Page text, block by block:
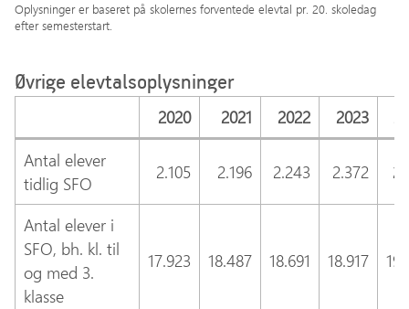
Oplysninger er baseret på skolernes forventede elevtal pr. 20. skoledag
efter semesterstart.
Øvrige elevtalsoplysninger
2020 2021 2022 2023
Antal elever
tidlig SFO
2.105 2.196 2.243 2.372
Antal elever i
SFO, bh. kl. til
og med 3.
klasse
17.923 18.487 18.691 18.917